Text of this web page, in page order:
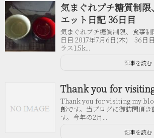
気まぐれプチ糖質制限
エット日記 36日目
気まぐれプチ糖質制限、食事
日目 2017年7月6日(木) 36日
ラス1.5k...
記事を読む
Thank you for
Thank you for visiting my
郎です。当ブログに御訪問頂き
す。今年の2月...
記事を読む